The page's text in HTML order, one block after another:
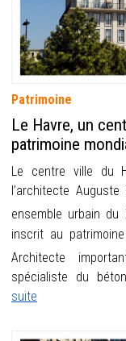
Patrimoine
Le Havre, un
patrimoine
Le centre ville du
l’architecte
ensemble urbain du
inscrit au patrimoine
Architecte
spécialiste du
suite